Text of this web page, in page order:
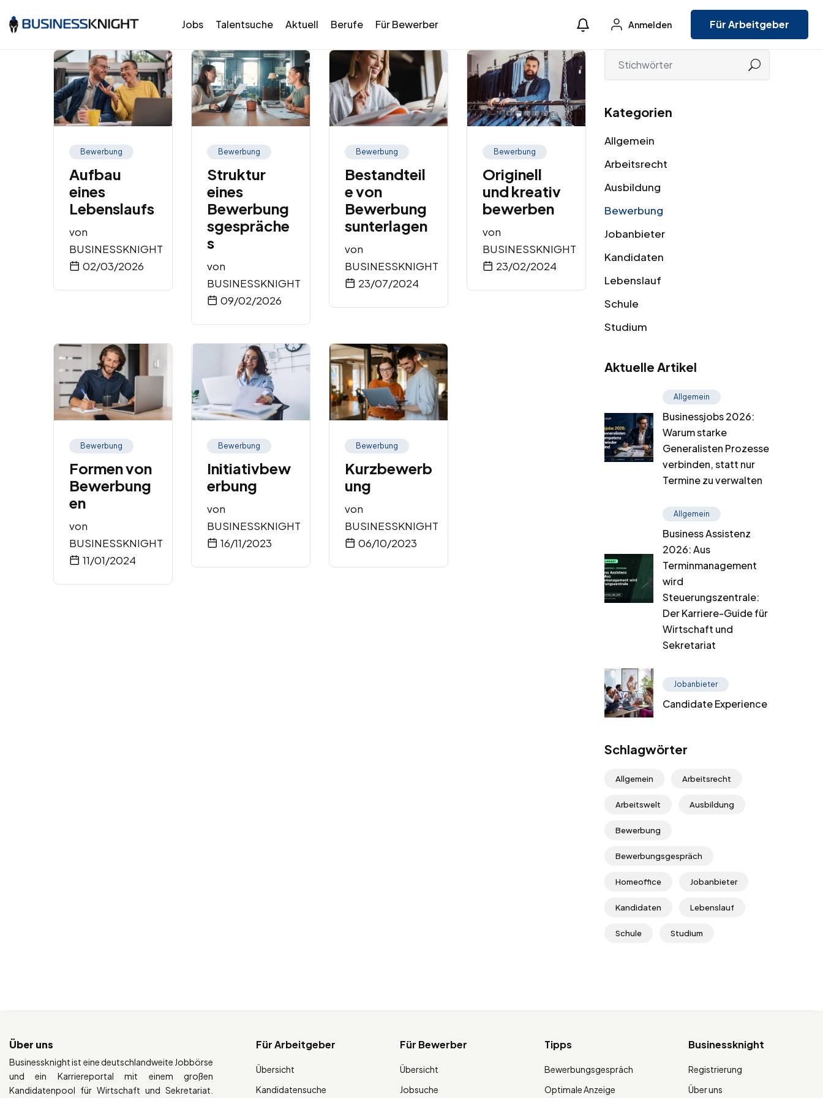
Jobs Talentsuche Aktuell Berufe Für Bewerber Anmelden Für Arbeitgeber
Bewerbung
Aufbau
eines
Lebenslaufs
von
BUSINESSKNIGHT
02/03/2026
Bewerbung
Struktur
eines
Bewerbung
sgespräche
s
von
BUSINESSKNIGHT
09/02/2026
Bewerbung
Bestandteil
e von
Bewerbung
sunterlagen
von
BUSINESSKNIGHT
23/07/2024
Bewerbung
Originell
und kreativ
bewerben
von
BUSINESSKNIGHT
23/02/2024
Bewerbung
Formen von
Bewerbung
en
von
BUSINESSKNIGHT
11/01/2024
Bewerbung
Initiativbew
erbung
von
BUSINESSKNIGHT
16/11/2023
Bewerbung
Kurzbewerb
ung
von
BUSINESSKNIGHT
06/10/2023
Kategorien
Allgemein
Arbeitsrecht
Ausbildung
Bewerbung
Jobanbieter
Kandidaten
Lebenslauf
Schule
Studium
Aktuelle Artikel
Allgemein
Businessjobs 2026:
Warum starke
Generalisten Prozesse
verbinden, statt nur
Termine zu verwalten
Allgemein
Business Assistenz
2026: Aus
Terminmanagement
wird
Steuerungszentrale:
Der Karriere-Guide für
Wirtschaft und
Sekretariat
Jobanbieter
Candidate Experience
Schlagwörter
Allgemein Arbeitsrecht
Arbeitswelt Ausbildung
Bewerbung
Bewerbungsgespräch
Homeoffice Jobanbieter
Kandidaten Lebenslauf
Schule Studium
Über uns
Businessknight ist eine deutschlandweite Jobbörse
und ein Karriereportal mit einem großen
Kandidatenpool für Wirtschaft und Sekretariat.
Für Arbeitgeber
Übersicht
Kandidatensuche
Für Bewerber
Übersicht
Jobsuche
Tipps
Bewerbungsgespräch
Optimale Anzeige
Businessknight
Registrierung
Über uns